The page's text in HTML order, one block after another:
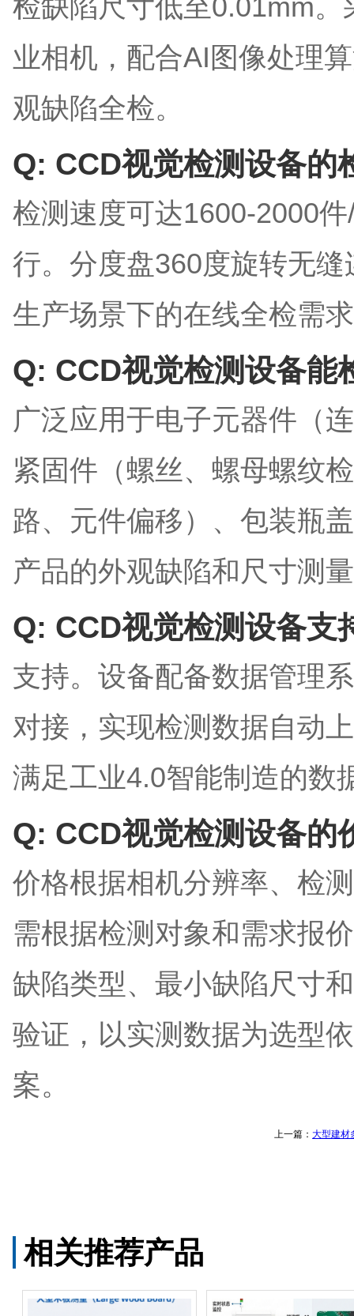
检缺陷尺寸低至0.01mm
业相机，配合AI图像处理
观缺陷全检。
Q: CCD视觉检测设备的
检测速度可达1600-2000
行。分度盘360度旋转无
生产场景下的在线全检需
Q: CCD视觉检测设备能
广泛应用于电子元器件（
紧固件（螺丝、螺母螺纹
路、元件偏移）、包装瓶
产品的外观缺陷和尺寸测
Q: CCD视觉检测设备支
支持。设备配备数据管理
对接，实现检测数据自动
满足工业4.0智能制造的数
Q: CCD视觉检测设备的
价格根据相机分辨率、检
需根据检测对象和需求报
缺陷类型、最小缺陷尺寸
验证，以实测数据为选型
案。
上一篇：大型建材
相关推荐产品